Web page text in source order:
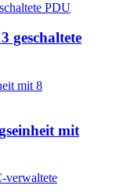
geschaltete
mit